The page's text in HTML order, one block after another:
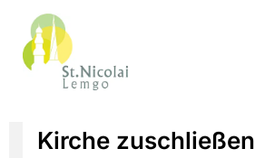
Kirche zuschließen